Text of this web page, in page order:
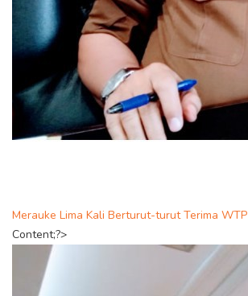
Merauke Lima Kali Berturut-turut Terima WTP
Content;?>